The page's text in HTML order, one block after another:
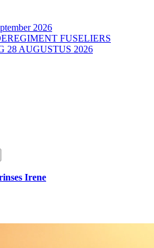
2026
FUSELIERS
28 AUGUSTUS 2026
Irene